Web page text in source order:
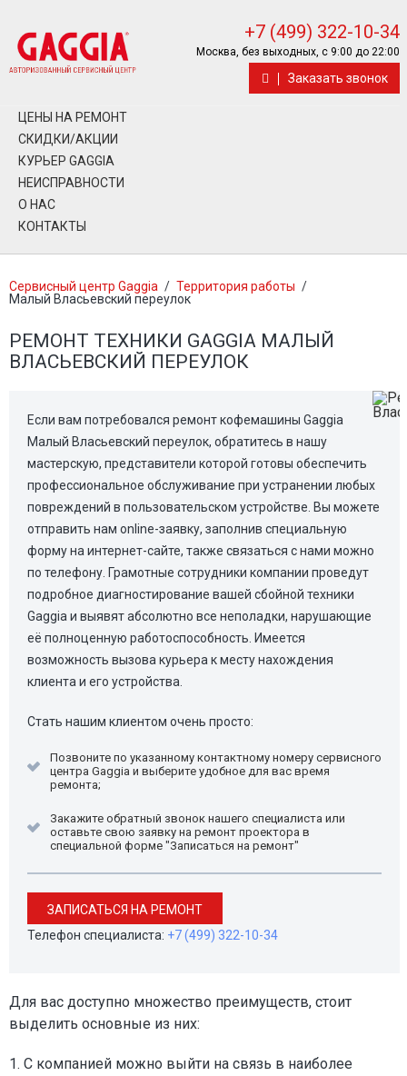
+7 (499) 322-10-34
Москва, без выходных, с 9:00 до 22:00
Заказать звонок
ЦЕНЫ НА РЕМОНТ
СКИДКИ/АКЦИИ
КУРЬЕР GAGGIA
НЕИСПРАВНОСТИ
О НАС
КОНТАКТЫ
Сервисный центр Gaggia / Территория работы /
Малый Власьевский переулок
РЕМОНТ ТЕХНИКИ GAGGIA МАЛЫЙ
ВЛАСЬЕВСКИЙ ПЕРЕУЛОК
Если вам потребовался ремонт кофемашины Gaggia
Малый Власьевский переулок, обратитесь в нашу
мастерскую, представители которой готовы обеспечить
профессиональное обслуживание при устранении любых
повреждений в пользовательском устройстве. Вы можете
отправить нам online-заявку, заполнив специальную
форму на интернет-сайте, также связаться с нами можно
по телефону. Грамотные сотрудники компании проведут
подробное диагностирование вашей сбойной техники
Gaggia и выявят абсолютно все неполадки, нарушающие
её полноценную работоспособность. Имеется
возможность вызова курьера к месту нахождения
клиента и его устройства.
Стать нашим клиентом очень просто:
Позвоните по указанному контактному номеру сервисного
центра Gaggia и выберите удобное для вас время
ремонта;
Закажите обратный звонок нашего специалиста или
оставьте свою заявку на ремонт проектора в
специальной форме "Записаться на ремонт"
ЗАПИСАТЬСЯ НА РЕМОНТ
Телефон специалиста: +7 (499) 322-10-34
Для вас доступно множество преимуществ, стоит
выделить основные из них:
1. С компанией можно выйти на связь в наиболее